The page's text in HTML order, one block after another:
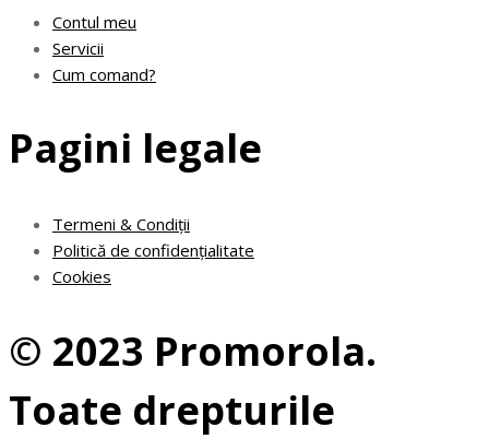
Contul meu
Servicii
Cum comand?
Pagini legale
Termeni & Condiții
Politică de confidențialitate
Cookies
© 2023 Promorola.
Toate drepturile